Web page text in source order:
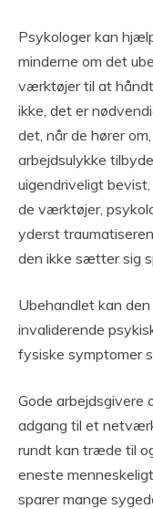
Psykologer kan
minderne om det
værktøjer til at
ikke, det er
det, når de hører
arbejdsulykke
uigendriveligt
de værktøjer,
yderst
den ikke sætter sig
Ubehandlet kan
invaliderende
fysiske symptomer
Gode arbejdsgivere
adgang til et
rundt kan træde til
eneste
sparer mange